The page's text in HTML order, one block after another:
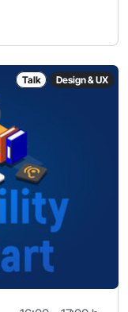
Talk Design & UX